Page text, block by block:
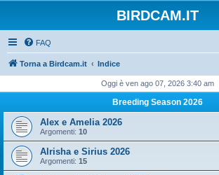
BIRDCAM.IT
FAQ
Torna a Birdcam.it Indice
Oggi è ven ago 07, 2026 3:40 am
Breeding Season 2026
Alex e Amelia 2026
Argomenti: 10
Alrisha e Sirius 2026
Argomenti: 15